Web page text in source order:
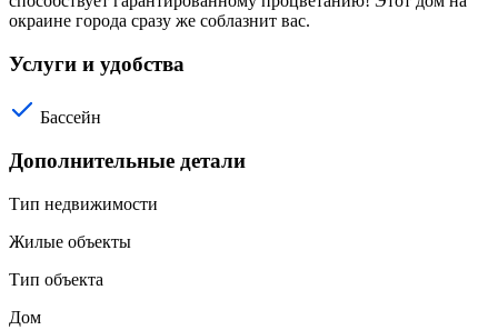
окраине города сразу же соблазнит вас.
Услуги и удобства
Бассейн
Дополнительные детали
Тип недвижимости
Жилые объекты
Тип объекта
Дом